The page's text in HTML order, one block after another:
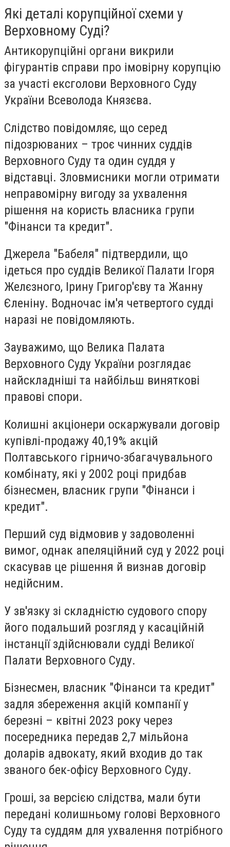
Які деталі корупційної схеми у
Верховному Суді?
Антикорупційні органи викрили
фігурантів справи про імовірну корупцію
за участі ексголови Верховного Суду
України Всеволода Князєва.
Слідство повідомляє, що серед
підозрюваних – троє чинних суддів
Верховного Суду та один суддя у
відставці. Зловмисники могли отримати
неправомірну вигоду за ухвалення
рішення на користь власника групи
"Фінанси та кредит".
Джерела "Бабеля" підтвердили, що
ідеться про суддів Великої Палати Ігоря
Желєзного, Ірину Григор'єву та Жанну
Єленіну. Водночас ім'я четвертого судді
наразі не повідомляють.
Зауважимо, що Велика Палата
Верховного Суду України розглядає
найскладніші та найбільш виняткові
правові спори.
Колишні акціонери оскаржували договір
купівлі-продажу 40,19% акцій
Полтавського гірничо-збагачувального
комбінату, які у 2002 році придбав
бізнесмен, власник групи "Фінанси і
кредит".
Перший суд відмовив у задоволенні
вимог, однак апеляційний суд у 2022 році
скасував це рішення й визнав договір
недійсним.
У зв'язку зі складністю судового спору
його подальший розгляд у касаційній
інстанції здійснювали судді Великої
Палати Верховного Суду.
Бізнесмен, власник "Фінанси та кредит"
задля збереження акцій компанії у
березні – квітні 2023 року через
посередника передав 2,7 мільйона
доларів адвокату, який входив до так
званого бек-офісу Верховного Суду.
Гроші, за версією слідства, мали бути
передані колишньому голові Верховного
Суду та суддям для ухвалення потрібного